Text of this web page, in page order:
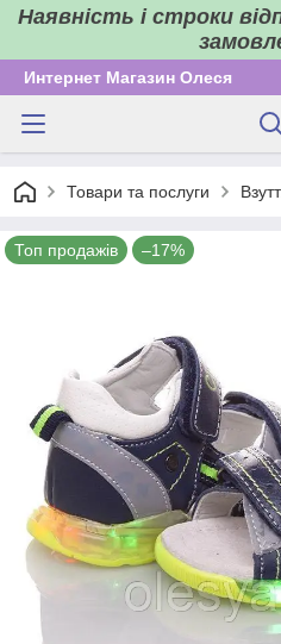
Наявність і строки
Интернет Магазин Олеся
Товари та послуги
Топ продажів –17%